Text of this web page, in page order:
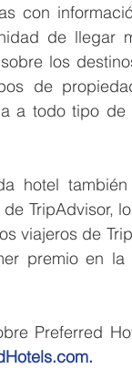
con
de llegar
los
de
a todo tipo
hotel
TripAdvisor,
viajeros de
premio en la
Preferred